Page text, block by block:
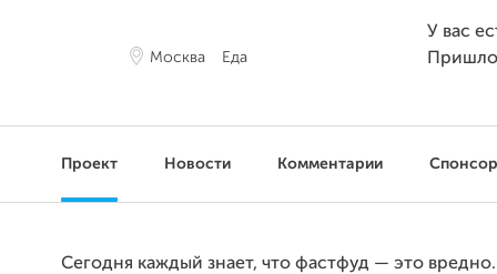
Москва Еда
У вас
Проект Новости Комментарии
Сегодня каждый знает, что фастфуд — это